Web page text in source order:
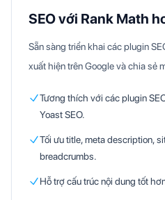
SEO với Rank Math
Sẵn sàng triển khai các plugin
xuất hiện trên Google và chia sẻ
Tương thích với các plugin
Yoast SEO.
Tối ưu title, meta description,
breadcrumbs.
Hỗ trợ cấu trúc nội dung tốt